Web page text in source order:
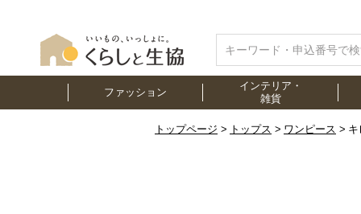
ファッション
インテリア・
雑貨
トップページ トップス ワンピース